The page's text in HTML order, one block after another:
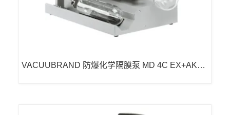
VACUUBRAND 防爆化学隔膜泵 MD 4C EX+AK+E